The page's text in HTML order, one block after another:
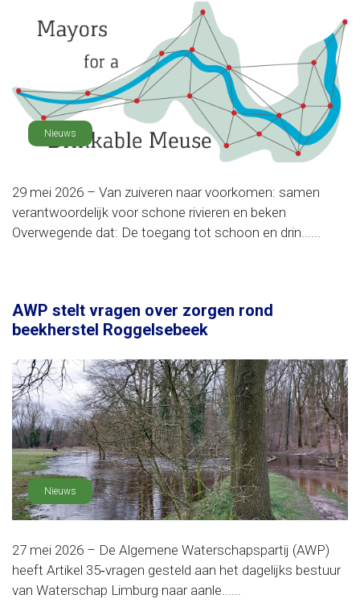
Nieuws
29 mei 2026 – Van zuiveren naar voorkomen: samen
verantwoordelijk voor schone rivieren en beken
Overwegende dat: De toegang tot schoon en drin......
AWP stelt vragen over zorgen rond
beekherstel Roggelsebeek
Nieuws
27 mei 2026 – De Algemene Waterschapspartij (AWP)
heeft Artikel 35‑vragen gesteld aan het dagelijks bestuur
van Waterschap Limburg naar aanle......